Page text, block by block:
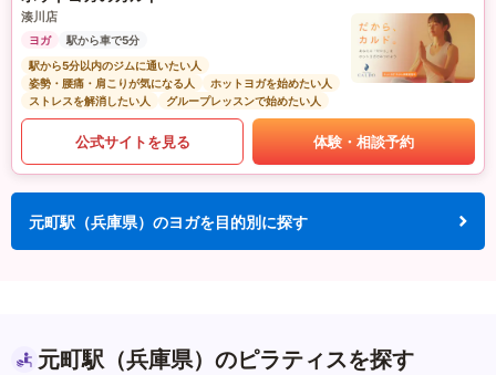
湊川店
ヨガ
駅から車で5分
駅から5分以内のジムに通いたい人
姿勢・腰痛・肩こりが気になる人
ホットヨガを始めたい人
ストレスを解消したい人
グループレッスンで始めたい人
公式サイトを見る 体験・相談予約
元町駅（兵庫県）のヨガを目的別に探す
元町駅（兵庫県）のピラティスを探す